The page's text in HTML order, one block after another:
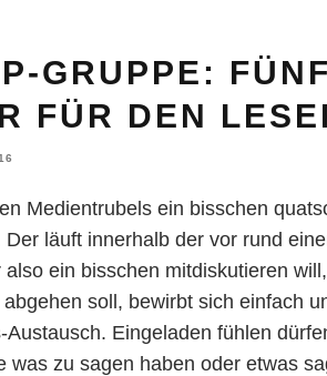
GRUPPE:
FÜR DEN
Medientrubels ein bisschen
läuft innerhalb der vor rund
ein bisschen mitdiskutieren
soll, bewirbt sich einfach
Eingeladen fühlen
was zu sagen haben oder etwas